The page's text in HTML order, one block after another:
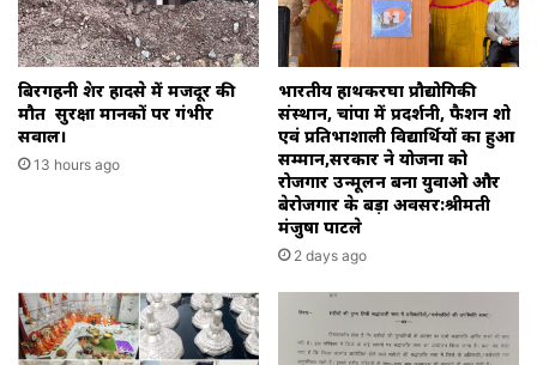
बिरगहनी क्रेशर हादसे में मजदूर की
मौत सुरक्षा मानकों पर गंभीर
सवाल।
13 hours ago
भारतीय हाथकरघा प्रौद्योगिकी
संस्थान, चांपा में प्रदर्शनी, फैशन शो
एवं प्रतिभाशाली विद्यार्थियों का हुआ
सम्मान,सरकार ने योजना को
रोजगार उन्मूलन बना युवाओ और
बेरोजगार के बड़ा अवसर:श्रीमती
मंजुषा पाटले
2 days ago